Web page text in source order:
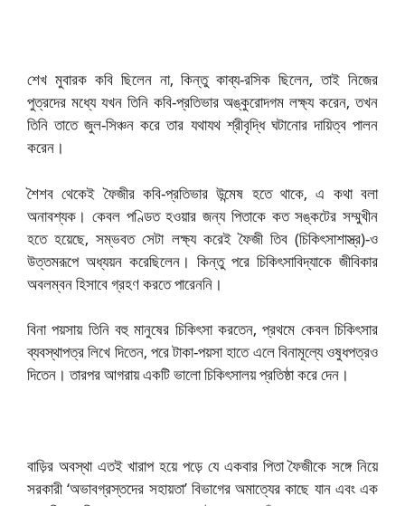
শেখ মুবারক কবি ছিলেন না, কিন্তু কাব্য-রসিক ছিলেন, তাই নিজের
পুত্রদের মধ্যে যখন তিনি কবি-প্রতিভার অঙ্কুরোদগম লক্ষ্য করেন, তখন
তিনি তাতে জুল-সিঞ্চন করে তার যথাযথ শ্রীবৃদ্ধি ঘটানোর দায়িত্ব পালন
করেন।
শৈশব থেকেই ফৈজীর কবি-প্রতিভার উন্মেষ হতে থাকে, এ কথা বলা
অনাবশ্যক। কেবল পণ্ডিত হওয়ার জন্য পিতাকে কত সঙ্কটের সম্মুখীন
হতে হয়েছে, সম্ভবত সেটা লক্ষ্য করেই ফৈজী তিব (চিকিৎসাশাস্ত্র)-ও
উত্তমরূপে অধ্যয়ন করেছিলেন। কিন্তু পরে চিকিৎসাবিদ্যাকে জীবিকার
অবলম্বন হিসাবে গ্রহণ করতে পারেননি।
বিনা পয়সায় তিনি বহু মানুষের চিকিৎসা করতেন, প্রথমে কেবল চিকিৎসার
ব্যবস্থাপত্র লিখে দিতেন, পরে টাকা-পয়সা হাতে এলে বিনামূল্যে ওষুধপত্রও
দিতেন। তারপর আগরায় একটি ভালো চিকিৎসালয় প্রতিষ্ঠা করে দেন।
বাড়ির অবস্থা এতই খারাপ হয়ে পড়ে যে একবার পিতা ফৈজীকে সঙ্গে নিয়ে
সরকারী ‘অভাবগ্রস্তদের সহায়তা’ বিভাগের অমাত্যের কাছে যান এবং এক